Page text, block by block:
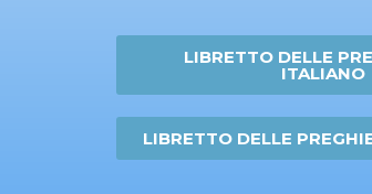
LIBRETTO DELLE
ITALIANO
LIBRETTO DELLE